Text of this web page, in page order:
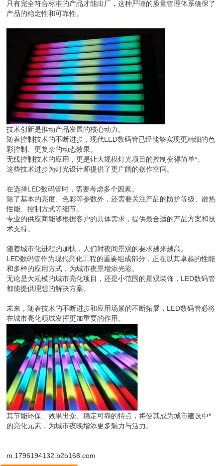
只有完全符合标准的产品才能出厂，这种严谨的质量管理体系确保了
产品的稳定性和可靠性。
技术创新是推动产品发展的核心动力。
随着控制技术的不断进步，现代LED数码管已经能够实现更精细的色
彩控制、更复杂的动态效果。
无线控制技术的应用，更是让大规模灯光项目的控制变得简单*。
这些技术进步为灯光设计师提供了更广阔的创作空间。
在选择LED数码管时，需要考虑多个因素。
除了基本的亮度、色彩等参数外，还需要关注产品的防护等级、散热
性能、控制方式等细节。
专业的供应商能够根据客户的具体需求，提供最合适的产品方案和技
术支持。
随着城市化进程的加快，人们对夜间景观的要求越来越高。
LED数码管作为现代亮化工程的重要组成部分，正在以其卓越的性能
和多样的应用方式，为城市夜景增添光彩。
无论是大规模的城市亮化项目，还是小范围的景观装饰，LED数码管
都能提供理想的解决方案。
未来，随着技术的不断进步和应用场景的不断拓展，LED数码管必将
在城市亮化领域发挥更加重要的作用。
其节能环保、效果出众、稳定可靠的特点，将使其成为城市建设中*
的亮化元素，为城市夜晚增添更多魅力与活力。
m.1796194132.b2b168.com